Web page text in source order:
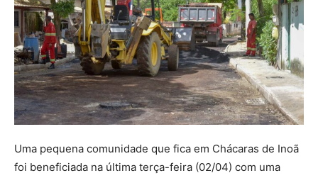
Uma pequena comunidade que fica em Chácaras de Inoã
foi beneficiada na última terça-feira (02/04) com uma